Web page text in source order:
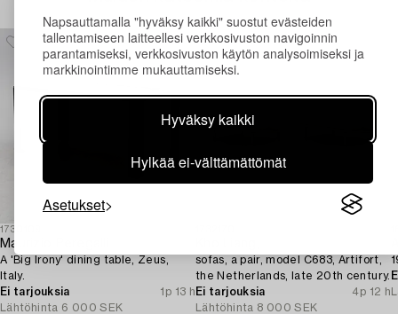
Napsauttamalla "hyväksy kaikki" suostut evästeiden
tallentamiseen laitteellesi verkkosivuston navigoinnin
parantamiseksi, verkkosivuston käytön analysoimiseksi ja
markkinointimme mukauttamiseksi.
Hyväksy kaikki
Hylkää ei-välttämättömät
Asetukset
1730109
Maurizio Peregalli
A 'Big Irony' dining table, Zeus,
Italy.
Ei tarjouksia
1p 13 h
Lähtöhinta 6 000 SEK
sofas, a pair, model C683, Artifort,
the Netherlands, late 20th century.
Ei tarjouksia
4p 12 h
Lähtöhinta 8 000 SEK